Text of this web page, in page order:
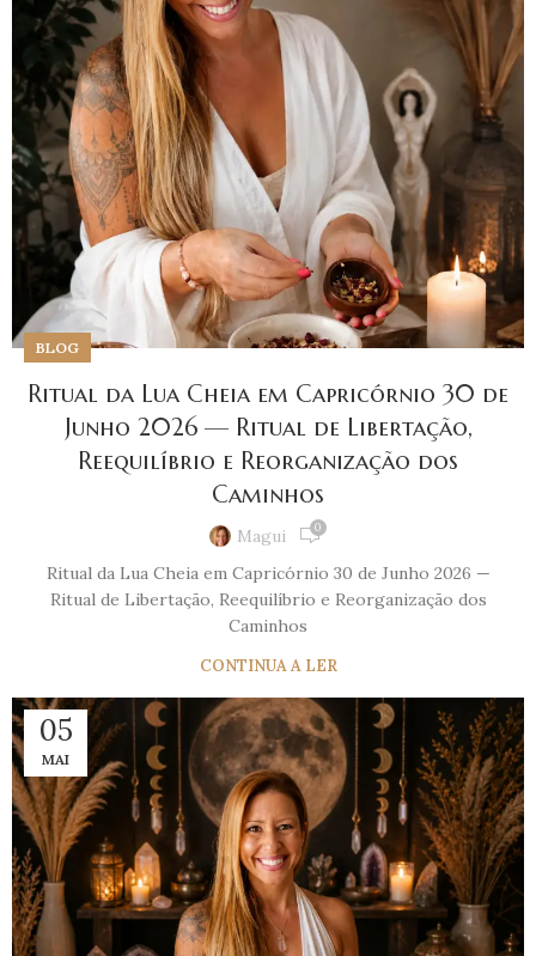
BLOG
Ritual da Lua Cheia em Capricórnio 30 de
Junho 2026 — Ritual de Libertação,
Reequilíbrio e Reorganização dos
Caminhos
Magui 0
Ritual da Lua Cheia em Capricórnio 30 de Junho 2026 —
Ritual de Libertação, Reequilíbrio e Reorganização dos
Caminhos
CONTINUA A LER
05
MAI